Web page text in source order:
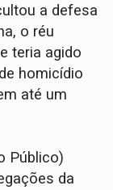
a defesa
o réu
teria agido
homicídio
até um
Público)
da